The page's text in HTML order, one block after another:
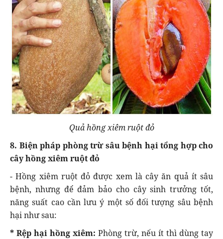
Quả hồng xiêm ruột đỏ
8. Biện pháp phòng trừ sâu bệnh hại tổng hợp cho
cây hồng xiêm ruột đỏ
- Hồng xiêm ruột đỏ được xem là cây ăn quả ít sâu
bệnh, nhưng để đảm bảo cho cây sinh trưởng tốt,
năng suất cao cần lưu ý một số đối tượng sâu bệnh
hại như sau:
* Rệp hại hồng xiêm: Phòng trừ, nếu ít thì dùng tay